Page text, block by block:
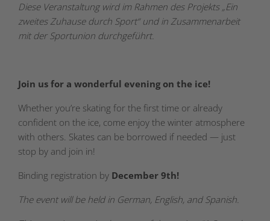
Diese Veranstaltung wird im Rahmen des Projekts „Ein
zweites Zuhause durch Sport“ und in Zusammenarbeit
mit der Sportunion durchgeführt.
Join us for a wonderful evening on the ice!
Whether you’re skating for the first time or already
confident on the ice, come enjoy the winter atmosphere
with others. Skates can be borrowed if needed — just
stop by and join in!
Binding registration by December 9th!
The event will be held in German, English, and Spanish.